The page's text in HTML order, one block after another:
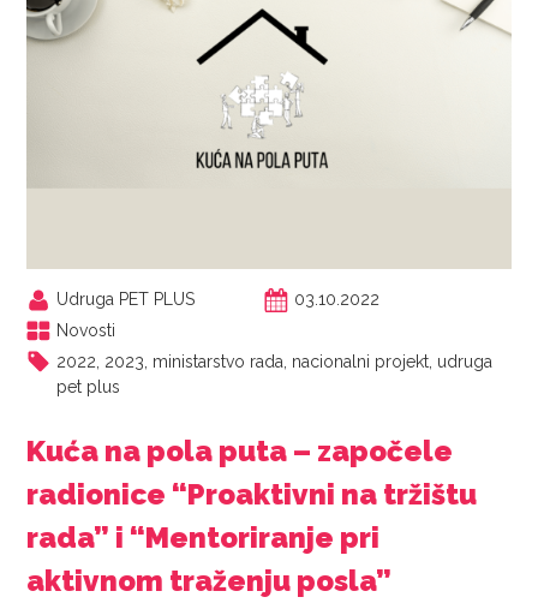
Udruga PET PLUS
03.10.2022
Novosti
2022 2023 ministarstvo rada nacionalni projekt udruga
pet plus
Kuća na pola puta – započele
radionice “Proaktivni na tržištu
rada” i “Mentoriranje pri
aktivnom traženju posla”